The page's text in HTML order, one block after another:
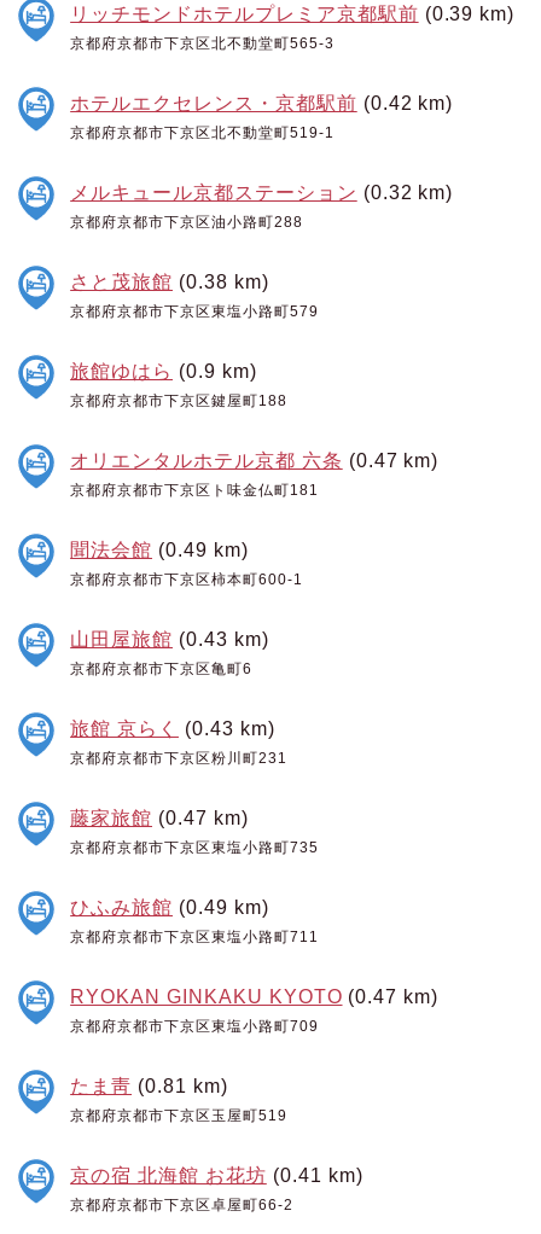
リッチモンドホテルプレミア京都駅前 (0.39 km)
京都府京都市下京区北不動堂町565-3
ホテルエクセレンス・京都駅前 (0.42 km)
京都府京都市下京区北不動堂町519-1
メルキュール京都ステーション (0.32 km)
京都府京都市下京区油小路町288
さと茂旅館 (0.38 km)
京都府京都市下京区東塩小路町579
旅館ゆはら (0.9 km)
京都府京都市下京区鍵屋町188
オリエンタルホテル京都 六条 (0.47 km)
京都府京都市下京区ト味金仏町181
聞法会館 (0.49 km)
京都府京都市下京区柿本町600-1
山田屋旅館 (0.43 km)
京都府京都市下京区亀町6
旅館 京らく (0.43 km)
京都府京都市下京区粉川町231
藤家旅館 (0.47 km)
京都府京都市下京区東塩小路町735
ひふみ旅館 (0.49 km)
京都府京都市下京区東塩小路町711
RYOKAN GINKAKU KYOTO (0.47 km)
京都府京都市下京区東塩小路町709
たま靑 (0.81 km)
京都府京都市下京区玉屋町519
京の宿 北海館 お花坊 (0.41 km)
京都府京都市下京区卓屋町66-2